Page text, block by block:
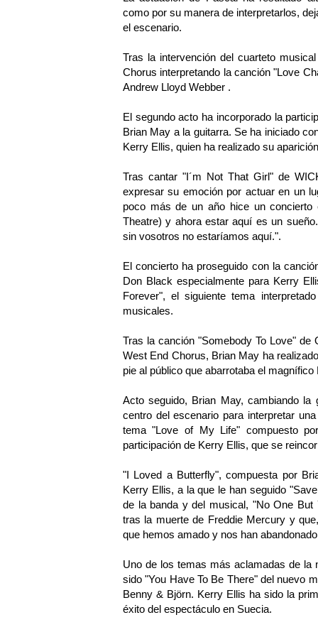
como por su manera de interpretarlos,
el escenario.
Tras la intervención del cuarteto
Chorus interpretando la canción "Love
Andrew Lloyd Webber .
El segundo acto ha incorporado la
Brian May a la guitarra. Se ha iniciado
Kerry Ellis, quien ha realizado su
Tras cantar "I´m Not That Girl" de
expresar su emoción por actuar en un
poco más de un año hice un
Theatre) y ahora estar aquí es un
sin vosotros no estaríamos aquí.".
El concierto ha proseguido con la
Don Black especialmente para Kerry
Forever", el siguiente tema
musicales.
Tras la canción "Somebody To Love"
West End Chorus, Brian May ha
pie al público que abarrotaba el magnífico
Acto seguido, Brian May, cambiando
centro del escenario para interpretar
tema "Love of My Life" compuesto
participación de Kerry Ellis, que se
"I Loved a Butterfly", compuesta por
Kerry Ellis, a la que le han seguido
de la banda y del musical, "No One
tras la muerte de Freddie Mercury y
que hemos amado y nos han
Uno de los temas más aclamadas de la
sido "You Have To Be There" del nuevo
Benny & Björn. Kerry Ellis ha sido la
éxito del espectáculo en Suecia.